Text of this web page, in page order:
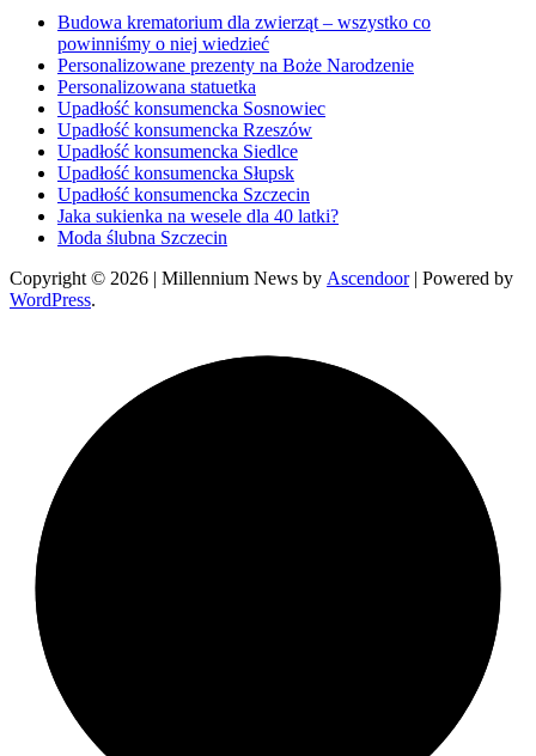
Budowa krematorium dla zwierząt – wszystko co
powinniśmy o niej wiedzieć
Personalizowane prezenty na Boże Narodzenie
Personalizowana statuetka
Upadłość konsumencka Sosnowiec
Upadłość konsumencka Rzeszów
Upadłość konsumencka Siedlce
Upadłość konsumencka Słupsk
Upadłość konsumencka Szczecin
Jaka sukienka na wesele dla 40 latki?
Moda ślubna Szczecin
Copyright © 2026 | Millennium News by Ascendoor| Powered by
WordPress.